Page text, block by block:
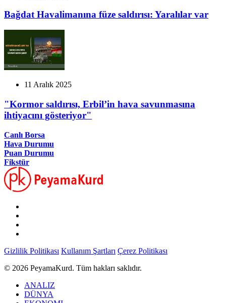
Bağdat Havalimanına füze saldırısı: Yaralılar var
11 Aralık 2025
"Kormor saldırısı, Erbil’in hava savunmasına
ihtiyacını gösteriyor"
Canlı Borsa
Hava Durumu
Puan Durumu
Fikstür
Gizlilik Politikası Kullanım Şartları Çerez Politikası
© 2026 PeyamaKurd. Tüm hakları saklıdır.
ANALIZ
DÜNYA